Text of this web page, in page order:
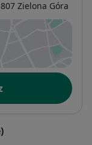
Zielona Góra
w nowej karcie